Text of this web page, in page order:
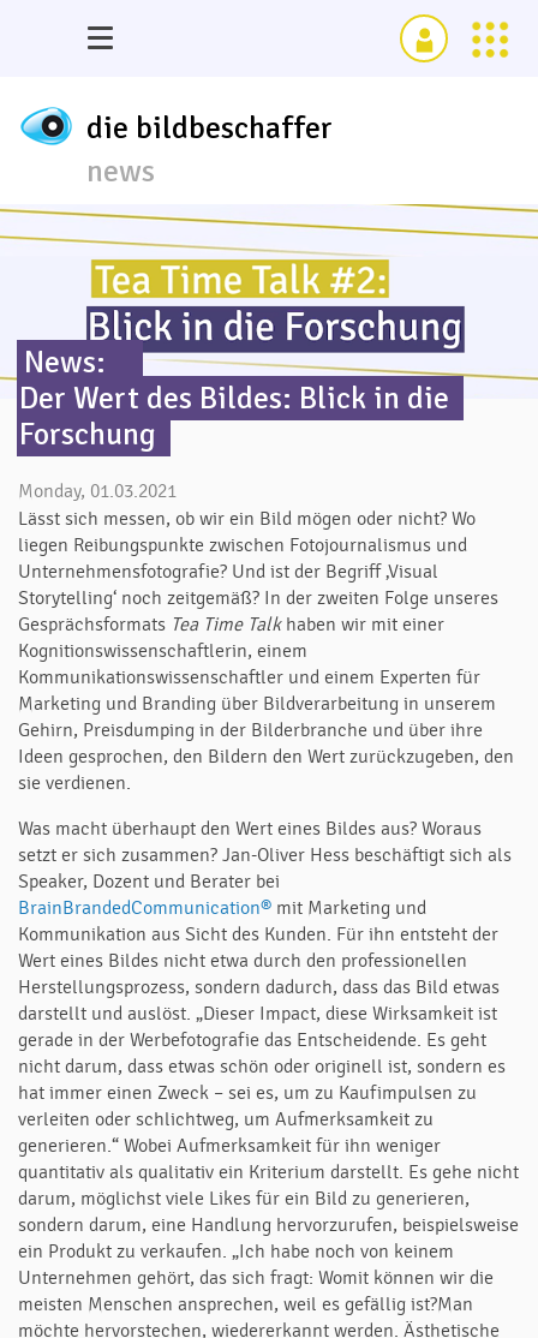
die bildbeschaffer
news
News:
Der Wert des Bildes: Blick in die
Forschung
Monday, 01.03.2021
Lässt sich messen, ob wir ein Bild mögen oder nicht? Wo
liegen Reibungspunkte zwischen Fotojournalismus und
Unternehmensfotografie? Und ist der Begriff ‚Visual
Storytelling‘ noch zeitgemäß? In der zweiten Folge unseres
Gesprächsformats Tea Time Talkhaben wir mit einer
Kognitionswissenschaftlerin, einem
Kommunikationswissenschaftler und einem Experten für
Marketing und Branding über Bildverarbeitung in unserem
Gehirn, Preisdumping in der Bilderbranche und über ihre
Ideen gesprochen, den Bildern den Wert zurückzugeben, den
sie verdienen.
Was macht überhaupt den Wert eines Bildes aus? Woraus
setzt er sich zusammen? Jan-Oliver Hess beschäftigt sich als
Speaker, Dozent und Berater bei
BrainBrandedCommunication® mit Marketing und
Kommunikation aus Sicht des Kunden. Für ihn entsteht der
Wert eines Bildes nicht etwa durch den professionellen
Herstellungsprozess, sondern dadurch, dass das Bild etwas
darstellt und auslöst. „Dieser Impact, diese Wirksamkeit ist
gerade in der Werbefotografie das Entscheidende. Es geht
nicht darum, dass etwas schön oder originell ist, sondern es
hat immer einen Zweck – sei es, um zu Kaufimpulsen zu
verleiten oder schlichtweg, um Aufmerksamkeit zu
generieren.“ Wobei Aufmerksamkeit für ihn weniger
quantitativ als qualitativ ein Kriterium darstellt. Es gehe nicht
darum, möglichst viele Likes für ein Bild zu generieren,
sondern darum, eine Handlung hervorzurufen, beispielsweise
ein Produkt zu verkaufen. „Ich habe noch von keinem
Unternehmen gehört, das sich fragt: Womit können wir die
meisten Menschen ansprechen, weil es gefällig ist?Man
möchte hervorstechen, wiedererkannt werden. Ästhetische